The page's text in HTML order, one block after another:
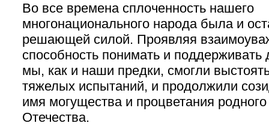
Во все времена сплоченность нашего
многонационального народа была и
решающей силой. Проявляя
способность понимать и поддерживать
мы, как и наши предки, смогли
тяжелых испытаний, и продолжили
имя могущества и процветания родного
Отечества.